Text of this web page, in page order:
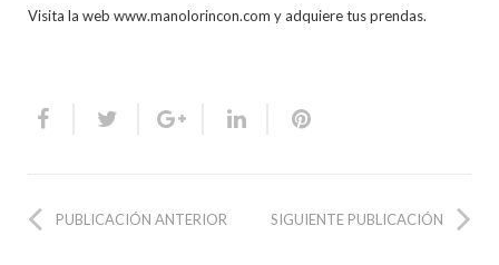
Visita la web www.manolorincon.com y adquiere tus prendas.
PUBLICACIÓN ANTERIOR SIGUIENTE PUBLICACIÓN